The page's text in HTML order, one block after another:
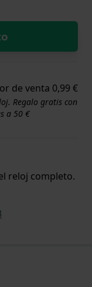
de venta 0,99 €
Regalo gratis con
a 50 €
reloj completo.